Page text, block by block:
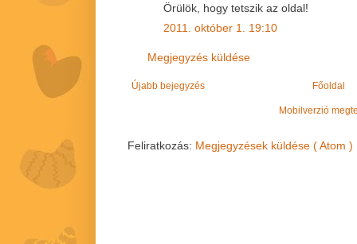
Örülök, hogy tetszik az oldal!
2011. október 1. 19:10
Megjegyzés küldése
Újabb bejegyzés Főoldal
Mobilverzió
Feliratkozás: Megjegyzések küldése ( Atom )